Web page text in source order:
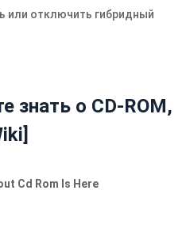
или отключить гибридный
знать о CD-ROM,
Cd Rom Is Here